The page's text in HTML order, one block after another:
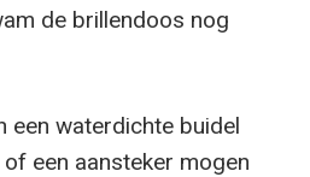
de brillendoos nog
een waterdichte buidel
een aansteker mogen